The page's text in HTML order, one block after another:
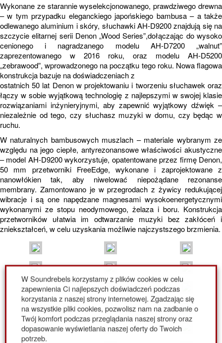
Wykonane ze starannie wyselekcjonowanego, prawdziwego drewna
– w tym przypadku eleganckiego japońskiego bambusa – a także
odlewanego aluminium i skóry, słuchawki AH-D9200 znajdują się na
szczycie elitarnej serii Denon „Wood Series”,dołączając do wysoko
cenionego i nagradzanego modelu AH-D7200 „walnut”
zaprezentowanego w 2016 roku, oraz modelu AH-D5200
„zebrawood”, wprowadzonego na początku tego roku. Nowa flagowa
konstrukcja bazuje na doświadczeniach z
ostatnich 50 lat Denon w projektowaniu i tworzeniu słuchawek oraz
łączy w sobie wyjątkową technologię z najlepszymi w swojej klasie
rozwiązaniami inżynieryjnymi, aby zapewnić wyjątkowy dźwięk –
niezależnie od tego, czy słuchasz muzyki w domu, czy będąc w
ruchu.
W naturalnych bambusowych muszlach – materiale wybranym ze
względu na jego ciepłe, antyrezonansowe właściwości akustyczne
– model AH-D9200 wykorzystuje, opatentowane przez firmę Denon,
50 mm przetworniki FreeEdge, wykonane i zaprojektowane z
nanowłókien tak, aby niwelować niepożądane rezonanse
membrany. Zamontowano je w przegrodach z żywicy redukującej
wibracje i są one napędzane magnesami wysokoenergetycznymi
wykonanymi ze stopu neodymowego, żelaza i boru. Konstrukcja
przetworników ułatwia im odtwarzanie muzyki bez zakłóceń i
zniekształceń, w celu uzyskania możliwie najczystszego brzmienia.
W Soundrebels korzystamy z plików cookies w celu
zapewnienia Ci najlepszych doświadczeń podczas
korzystania z naszej strony internetowej. Zgadzając się
na wszystkie pliki cookies, pozwolisz nam na zadbanie o
Twój komfort podczas przeglądania naszej strony oraz
dopasowanie wyświetlania naszej oferty do Twoich
potrzeb.